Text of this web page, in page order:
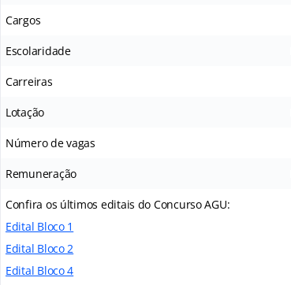
Cargos
Escolaridade
Carreiras
Lotação
Número de vagas
Remuneração
Confira os últimos editais do Concurso AGU:
Edital Bloco 1
Edital Bloco 2
Edital Bloco 4